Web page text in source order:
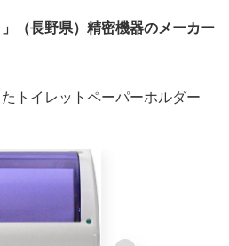
（長野県）精密機器のメーカー
トイレットペーパーホルダー